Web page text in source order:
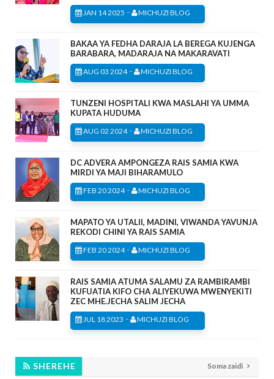
JAN 14 2025 - MICHUZI BLOG
BAKAA YA FEDHA DARAJA LA BEREGA KUJENGA
BARABARA, MADARAJA NA MAKARAVATI
AUG 03 2024- MICHUZI BLOG
TUNZENI HOSPITALI KWA MASLAHI YA UMMA
KUPATA HUDUMA
AUG 02 2024- MICHUZI BLOG
DC ADVERA AMPONGEZA RAIS SAMIA KWA
MIRDI YA MAJI BIHARAMULO
FEB 20 2024- MICHUZI BLOG
MAPATO YA UTALII, MADINI, VIWANDA YAVUNJA
REKODI CHINI YA RAIS SAMIA
FEB 20 2024- MICHUZI BLOG
RAIS SAMIA ATUMA SALAMU ZA RAMBIRAMBI
KUFUATIA KIFO CHA ALIYEKUWA MWENYEKITI
ZEC MHE.JECHA SALIM JECHA
JUL 18 2023 - MICHUZI BLOG
SHEREHE Soma zaidi